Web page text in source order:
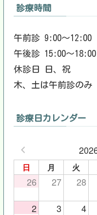
診療時間
午前診 9:00～12:00
午後診 15:00～18:00
休診日 日、祝
木、土は午前診のみ
診療日カレンダー
日 月 火
26 27 28
2 3 4